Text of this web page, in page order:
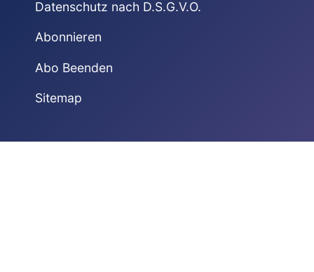
Datenschutz nach D.S.G.V.O.
Abonnieren
Abo Beenden
Sitemap